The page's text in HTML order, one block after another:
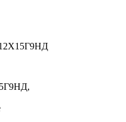
12Х15Г9НД